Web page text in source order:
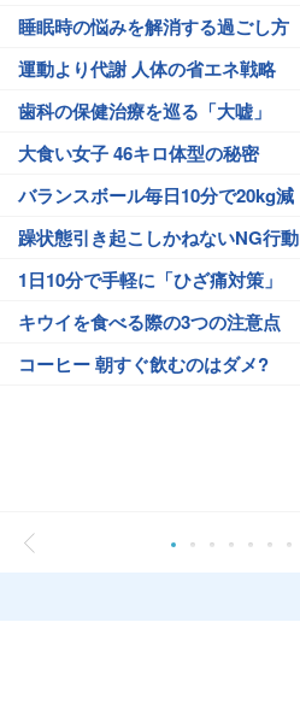
睡眠時の悩みを解消する過ごし方
運動より代謝 人体の省エネ戦略
歯科の保健治療を巡る「大嘘」
大食い女子 46キロ体型の秘密
バランスボール毎日10分で20kg減
躁状態引き起こしかねないNG行動
1日10分で手軽に「ひざ痛対策」
キウイを食べる際の3つの注意点
コーヒー 朝すぐ飲むのはダメ?